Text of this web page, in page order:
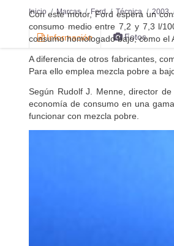
Inicio Marcas Ford Técnica 2003
Información Fotos
Con este motor, Ford espera un
consumo medio entre 7,2 y 7,3 l/
consumo homologado bajo, como el
A diferencia de otros fabricantes,
Para ello emplea mezcla pobre a
Según Rudolf J. Menne, director
economía de consumo en una
funcionar con mezcla pobre.